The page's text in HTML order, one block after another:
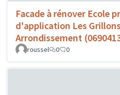
Facade à rénover Ecole
d'application Les
Arrondissement
roussel 0 0